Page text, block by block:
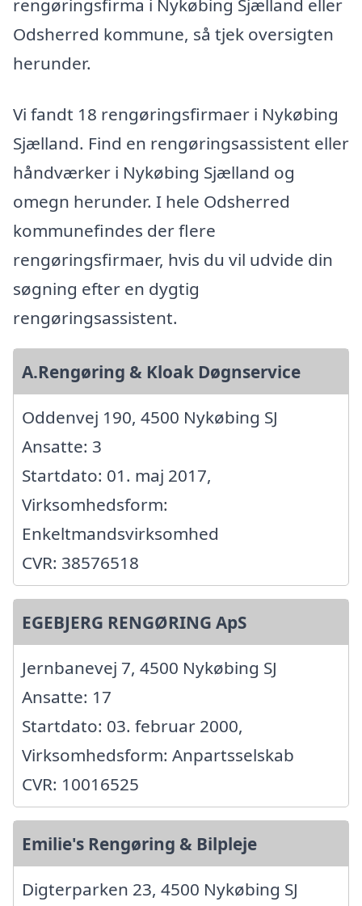
rengøringsfirma i Nykøbing Sjælland eller
Odsherred kommune, så tjek oversigten
herunder.
Vi fandt 18 rengøringsfirmaer i Nykøbing
Sjælland. Find en rengøringsassistent eller
håndværker i Nykøbing Sjælland og
omegn herunder. I hele Odsherred
kommunefindes der flere
rengøringsfirmaer, hvis du vil udvide din
søgning efter en dygtig
rengøringsassistent.
A.Rengøring & Kloak Døgnservice
Oddenvej 190, 4500 Nykøbing SJ
Ansatte: 3
Startdato: 01. maj 2017,
Virksomhedsform:
Enkeltmandsvirksomhed
CVR: 38576518
EGEBJERG RENGØRING ApS
Jernbanevej 7, 4500 Nykøbing SJ
Ansatte: 17
Startdato: 03. februar 2000,
Virksomhedsform: Anpartsselskab
CVR: 10016525
Emilie's Rengøring & Bilpleje
Digterparken 23, 4500 Nykøbing SJ